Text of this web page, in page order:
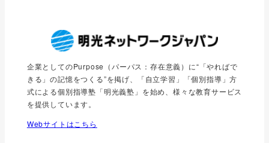
企業としてのPurpose（パーパス：存在意義）に“「やればで
きる」の記憶をつくる”を掲げ、「自立学習」「個別指導」方
式による個別指導塾「明光義塾」を始め、様々な教育サービス
を提供しています。
Webサイトはこちら